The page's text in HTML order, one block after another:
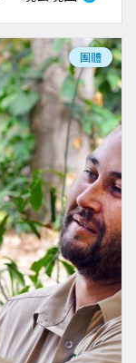
團體